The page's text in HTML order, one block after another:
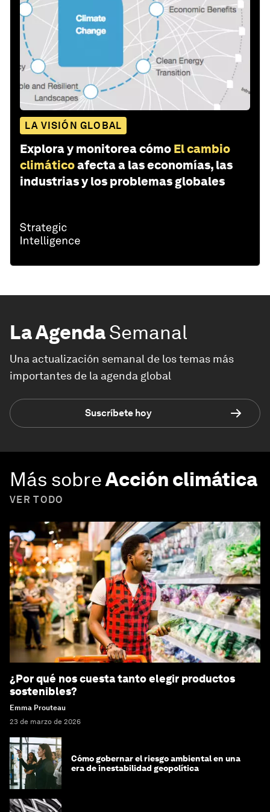
LA VISIÓN GLOBAL
Explora y monitorea cómo El cambio
climáticoafecta a las economías, las
industrias y los problemas globales
La AgendaSemanal
Una actualización semanal de los temas más
importantes de la agenda global
Suscríbete hoy
Más sobreAcción climática
VER TODO
¿Por qué nos cuesta tanto elegir productos
sostenibles?
Emma Prouteau
23 de marzo de 2026
Cómo gobernar el riesgo ambiental en una
era de inestabilidad geopolítica